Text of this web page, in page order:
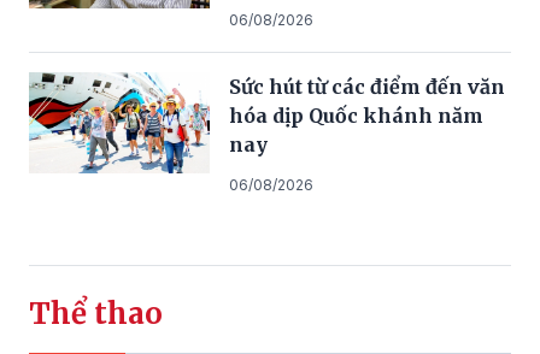
06/08/2026
Sức hút từ các điểm đến văn
hóa dịp Quốc khánh năm
nay
06/08/2026
Thể thao